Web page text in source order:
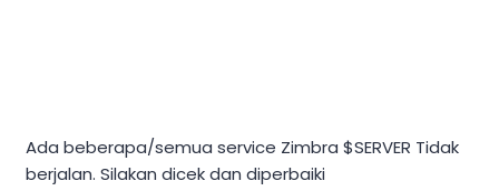
Ada beberapa/semua service Zimbra $SERVER Tidak
berjalan. Silakan dicek dan diperbaiki